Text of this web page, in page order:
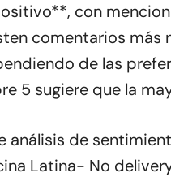
con
comentarios más
de las
5 sugiere que la
análisis de
Latina- No